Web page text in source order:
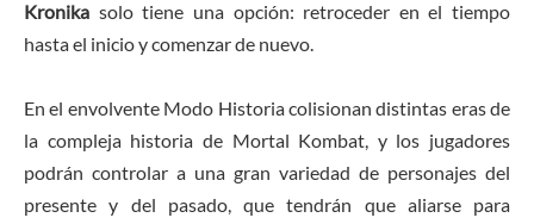
Kronika solo tiene una opción: retroceder en el tiempo
hasta el inicio y comenzar de nuevo.
En el envolvente Modo Historia colisionan distintas eras de
la compleja historia de Mortal Kombat, y los jugadores
podrán controlar a una gran variedad de personajes del
presente y del pasado, que tendrán que aliarse para